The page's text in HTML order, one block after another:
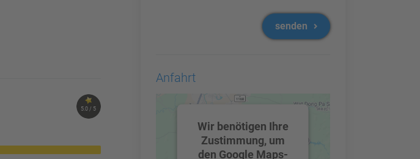
5.0 / 5
senden
Anfahrt
Wir benötigen Ihre
Zustimmung, um
den Google Maps-